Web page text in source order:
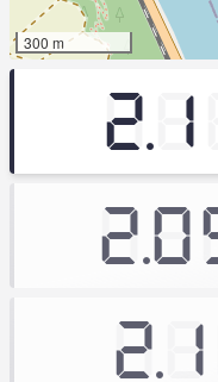
300 m